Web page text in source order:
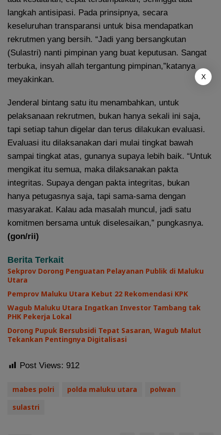
langkah antisipasi. Pada prinsipnya, secara
keseluruhan transparansi untuk bisa mendapatkan
rekrutmen yang bersih. “Jadi yang bersangkutan
(Sulastri) nanti pimpinan yang buat keputusan. Sangat
terbuka, insyah allah tergantung pimpinan,”katanya
meyakinkan.
Jenderal bintang satu itu menambahkan, untuk
pelaksanaan rekrutmen, bukan hanya sekali ini saja,
tapi setiap tahun digelar dan terus dilakukan evaluasi.
Evaluasi itu dilaksanakan dari mulai tingkat bawah
sampai tingkat atas, gunanya supaya lebih baik. “Untuk
mengikat itu semua, maka dilaksanakan pakta
integritas. Supaya dengan pakta integritas, bukan
hanya petugasnya saja, tapi sama-sama dengan
masyarakat. Kalau ada masalah muncul, jadi satu
komitmen bersama untuk diselesaikan,” pungkasnya.
(gon/rii)
Berita Terkait
Sekprov Dorong Penguatan Pelayanan Publik di Maluku
Utara
Pemprov Maluku Utara Kebut 22 Rekomendasi KPK
Wagub Maluku Utara Ingatkan Investor Tambang tak
PHK Pekerja Lokal
Dorong Pupuk Bersubsidi Tepat Sasaran, Wagub Malut
Tekankan Pentingnya Digitalisasi
Post Views: 912
mabes polri polda maluku utara
polwan
sulastri
X